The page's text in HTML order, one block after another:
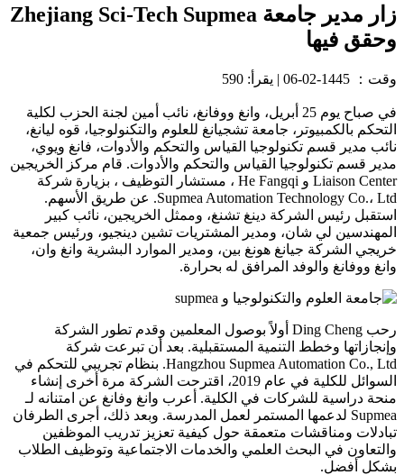
زار مدير جامعة Zhejiang Sci-Tech Supmea
وحقق فيها
وقت： 1445-02-06
| يقرأ: 590
في صباح يوم 25 أبريل، وانغ ووفانغ، نائب أمين لجنة الحزب لكلية
التحكم بالكمبيوتر، جامعة تشجيانغ للعلوم والتكنولوجيا، قوه ليانغ،
نائب مدير قسم تكنولوجيا القياس والتحكم والأدوات، فانغ ويوي،
مدير قسم تكنولوجيا القياس والتحكم والأدوات. قام مركز الخريجين
Liaison Center و He Fangqi ، مستشار التوظيف ، بزيارة شركة
Supmea Automation Technology Co.، Ltd. عن طريق الأسهم.
استقبل رئيس الشركة دينغ تشنغ، وممثل الخريجين، نائب كبير
المهندسين لي شان، ومدير المشتريات تشين دينجيو، ورئيس جمعية
خريجي الشركة جيانغ هونغ بين، ومدير الموارد البشرية وانغ وان،
وانغ ووفانغ والوفد المرافق له بحرارة.
رحب Ding Cheng أولاً بوصول المعلمين وقدم تطور الشركة
وإنجازاتها وخطط التنمية المستقبلية. بعد أن تبرعت شركة
Hangzhou Supmea Automation Co., Ltd. بنظام تجريبي للتحكم في
السوائل للكلية في عام 2019، اقترحت الشركة مرة أخرى إنشاء
منحة دراسية للشركات في الكلية. أعرب وانغ وفانغ عن امتنانه لـ
Supmea لدعمها المستمر لعمل المدرسة. وبعد ذلك، أجرى الطرفان
تبادلات ومناقشات متعمقة حول كيفية تعزيز تدريب الموظفين
والتعاون في البحث العلمي والخدمات الاجتماعية وتوظيف الطلاب
بشكل أفضل.